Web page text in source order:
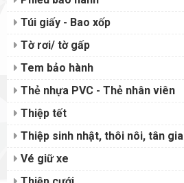
Túi giấy - Bao xốp
Tờ rơi/ tờ gấp
Tem bảo hành
Thẻ nhựa PVC - Thẻ nhân viên
Thiệp tết
Thiệp sinh nhật, thôi nôi, tân gia
Vé giữ xe